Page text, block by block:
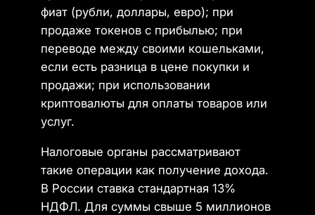
фиат (рубли, доллары, евро); при
продаже токенов с прибылью; при
переводе между своими кошельками,
если есть разница в цене покупки и
продажи; при использовании
криптовалюты для оплаты товаров или
услуг.
Налоговые органы рассматривают
такие операции как получение дохода.
В России ставка стандартная 13%
НДФЛ. Для суммы свыше 5 миллионов